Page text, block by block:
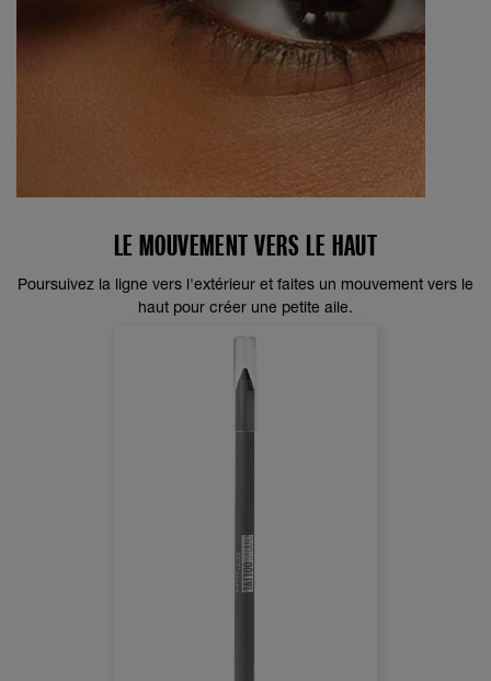
LE MOUVEMENT VERS LE HAUT
Poursuivez la ligne vers l'extérieur et faites un mouvement vers le
haut pour créer une petite aile.